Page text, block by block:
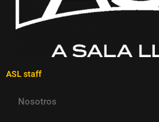
ASL staff
Nosotros